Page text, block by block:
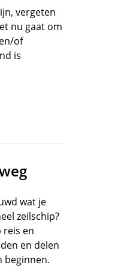
vergeten
nu gaat om
of
is
wat je
zeilschip?
reis en
en delen
beginnen.